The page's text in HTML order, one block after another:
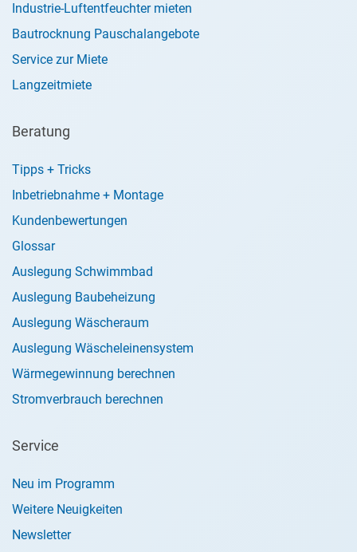
Industrie-Luftentfeuchter mieten
Bautrocknung Pauschalangebote
Service zur Miete
Langzeitmiete
Beratung
Tipps + Tricks
Inbetriebnahme + Montage
Kundenbewertungen
Glossar
Auslegung Schwimmbad
Auslegung Baubeheizung
Auslegung Wäscheraum
Auslegung Wäscheleinensystem
Wärmegewinnung berechnen
Stromverbrauch berechnen
Service
Neu im Programm
Weitere Neuigkeiten
Newsletter